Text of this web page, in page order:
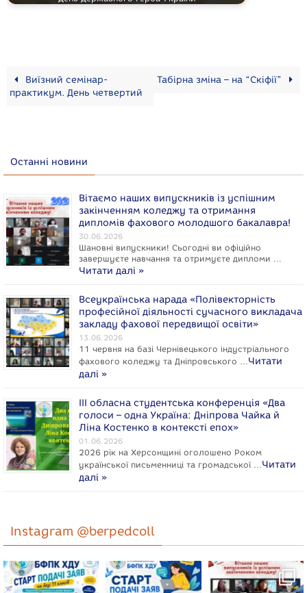
Виїзний семінар-
практикум. День четвертий
Табірна зміна – на “Скіфії”
Останні новини
Вітаємо наших випускників із успішним
закінченням коледжу та отримання
дипломів фахового молодшого бакалавра!
30.06.2026
Шановні випускники! Сьогодні ви офіційно
завершуєте навчання та отримуєте дипломи …
Читати далі »
Всеукраїнська нарада «Полівекторність
професійної діяльності сучасного викладача
закладу фахової передвищої освіти»
13.06.2026
11 червня на базі Чернівецького індустріального
фахового коледжу та Дніпровського …Читати
далі »
ІІІ обласна студентська конференція «Два
голоси – одна Україна: Дніпрова Чайка й
Ліна Костенко в контексті епох»
01.06.2026
2026 рік на Херсонщині оголошено Роком
укpaїнcької письменниці та громадської …Читати
далі »
Instagram @berpedcoll